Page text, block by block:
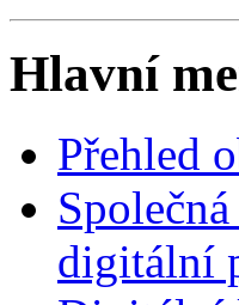
Hlavní
Přehled
digitální